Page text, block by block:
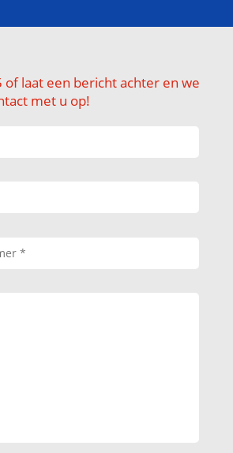
of laat een bericht achter en we
met u op!